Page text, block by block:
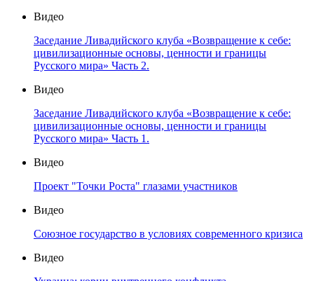
Видео
Заседание Ливадийского клуба «Возвращение к себе:
цивилизационные основы, ценности и границы
Русского мира» Часть 2.
Видео
Заседание Ливадийского клуба «Возвращение к себе:
цивилизационные основы, ценности и границы
Русского мира» Часть 1.
Видео
Проект "Точки Роста" глазами участников
Видео
Союзное государство в условиях современного кризиса
Видео